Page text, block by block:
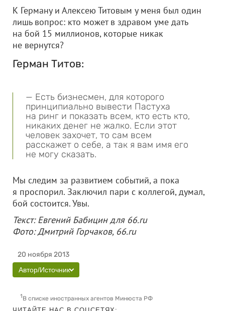
К Герману и Алексею Титовым у меня был один
лишь вопрос: кто может в здравом уме дать
на бой 15 миллионов, которые никак
не вернутся?
Герман Титов:
— Есть бизнесмен, для которого
принципиально вывести Пастуха
на ринг и показать всем, кто есть кто,
никаких денег не жалко. Если этот
человек захочет, то сам всем
расскажет о себе, а так я вам имя его
не могу сказать.
Мы следим за развитием событий, а пока
я проспорил. Заключил пари с коллегой, думал,
бой состоится. Увы.
Текст: Евгений Бабицин для 66.ru
Фото: Дмитрий Горчаков, 66.ru
20 ноября 2013
Автор/Источник
1В списке иностранных агентов Минюста РФ